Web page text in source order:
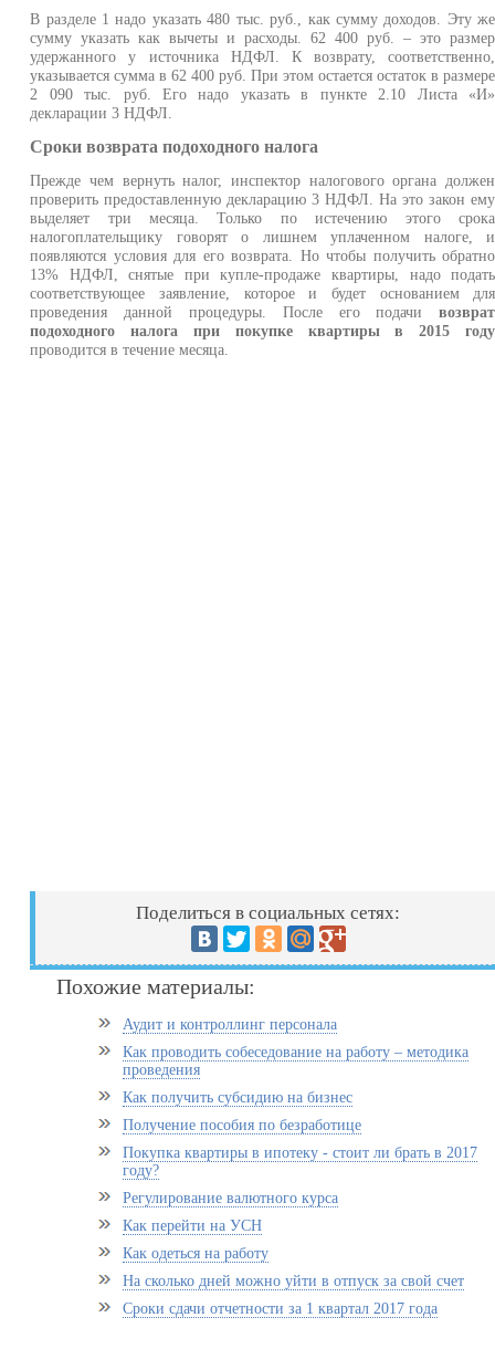
В разделе 1 надо указать 480 тыс. руб., как сумму доходов. Эту же
сумму указать как вычеты и расходы. 62 400 руб. – это размер
удержанного у источника НДФЛ. К возврату, соответственно,
указывается сумма в 62 400 руб. При этом остается остаток в размере
2 090 тыс. руб. Его надо указать в пункте 2.10 Листа «И»
декларации 3 НДФЛ.
Сроки возврата подоходного налога
Прежде чем вернуть налог, инспектор налогового органа должен
проверить предоставленную декларацию 3 НДФЛ. На это закон ему
выделяет три месяца. Только по истечению этого срока
налогоплательщику говорят о лишнем уплаченном налоге, и
появляются условия для его возврата. Но чтобы получить обратно
13% НДФЛ, снятые при купле-продаже квартиры, надо подать
соответствующее заявление, которое и будет основанием для
проведения данной процедуры. После его подачивозврат
подоходного налога при покупке квартиры в 2015 году
проводится в течение месяца.
Поделиться в социальных сетях:
Похожие материалы:
Аудит и контроллинг персонала
Как проводить собеседование на работу – методика
проведения
Как получить субсидию на бизнес
Получение пособия по безработице
Покупка квартиры в ипотеку - стоит ли брать в 2017
году?
Регулирование валютного курса
Как перейти на УСН
Как одеться на работу
На сколько дней можно уйти в отпуск за свой счет
Сроки сдачи отчетности за 1 квартал 2017 года